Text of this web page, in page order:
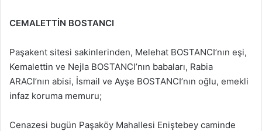
CEMALETTİN BOSTANCI
Paşakent sitesi sakinlerinden, Melehat BOSTANCI’nın eşi,
Kemalettin ve Nejla BOSTANCI’nın babaları, Rabia
ARACI’nın abisi, İsmail ve Ayşe BOSTANCI’nın oğlu, emekli
infaz koruma memuru;
Cenazesi bugün Paşaköy Mahallesi Eniştebey caminde